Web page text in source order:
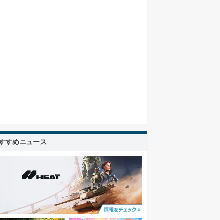
すめニュース